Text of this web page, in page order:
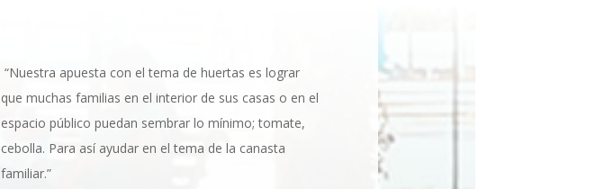
“Nuestra apuesta con el tema de huertas es lograr
que muchas familias en el interior de sus casas o en el
espacio público puedan sembrar lo mínimo; tomate,
cebolla. Para así ayudar en el tema de la canasta
familiar.”